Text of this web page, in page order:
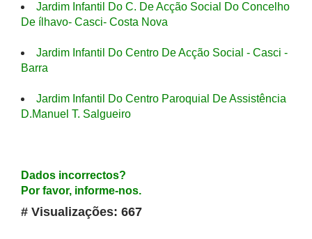
Jardim Infantil Do C. De Acção Social Do Concelho
De ílhavo- Casci- Costa Nova
Jardim Infantil Do Centro De Acção Social - Casci -
Barra
Jardim Infantil Do Centro Paroquial De Assistência
D.Manuel T. Salgueiro
Dados incorrectos?
Por favor, informe-nos.
# Visualizações: 667